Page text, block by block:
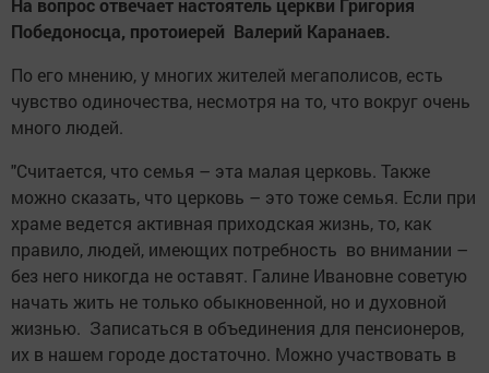
На вопрос отвечает настоятель церкви Григория
Победоносца, протоиерей Валерий Каранаев.
По его мнению, у многих жителей мегаполисов, есть
чувство одиночества, несмотря на то, что вокруг очень
много людей.
"Считается, что семья – эта малая церковь. Также
можно сказать, что церковь – это тоже семья. Если при
храме ведется активная приходская жизнь, то, как
правило, людей, имеющих потребность во внимании –
без него никогда не оставят. Галине Ивановне советую
начать жить не только обыкновенной, но и духовной
жизнью. Записаться в объединения для пенсионеров,
их в нашем городе достаточно. Можно участвовать в